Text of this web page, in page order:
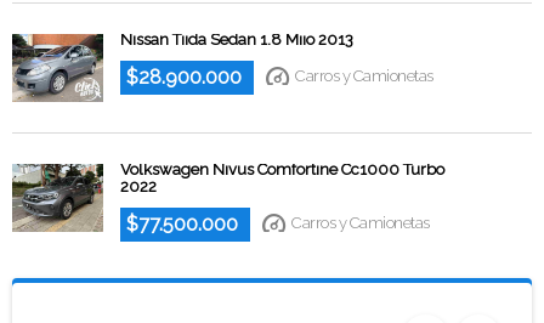
Nissan Tiida Sedan 1.8 Miio 2013
$28.900.000 Carros y Camionetas
Volkswagen Nivus Comfortine Cc1000 Turbo
2022
$77.500.000 Carros y Camionetas